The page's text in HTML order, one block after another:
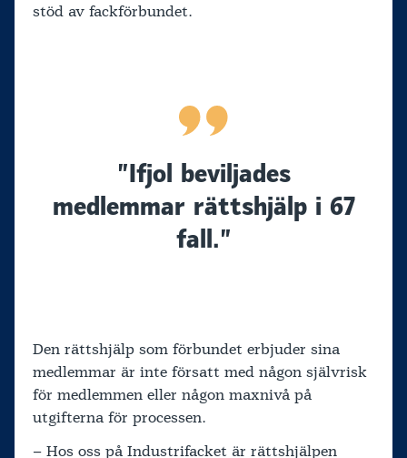
stöd av fackförbundet.
”Ifjol beviljades
medlemmar rättshjälp i 67
fall.”
Den rättshjälp som förbundet erbjuder sina
medlemmar är inte försatt med någon självrisk
för medlemmen eller någon maxnivå på
utgifterna för processen.
– Hos oss på Industrifacket är rättshjälpen